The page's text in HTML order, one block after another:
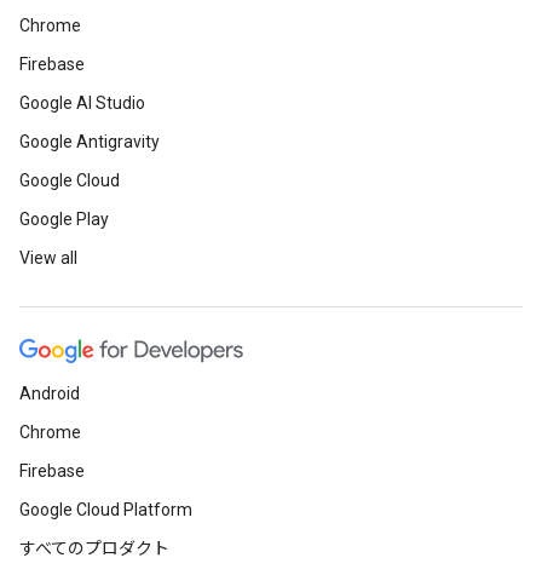
Chrome
Firebase
Google AI Studio
Google Antigravity
Google Cloud
Google Play
View all
Android
Chrome
Firebase
Google Cloud Platform
すべてのプロダクト